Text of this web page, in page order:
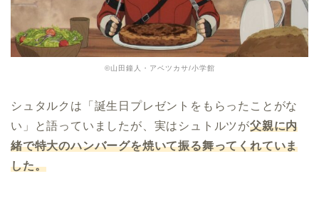
©山田鐘人・アベツカサ/小学館
シュタルクは「誕生日プレゼントをもらったことがな
い」と語っていましたが、実はシュトルツが父親に内
緒で特大のハンバーグを焼いて振る舞ってくれていま
した。